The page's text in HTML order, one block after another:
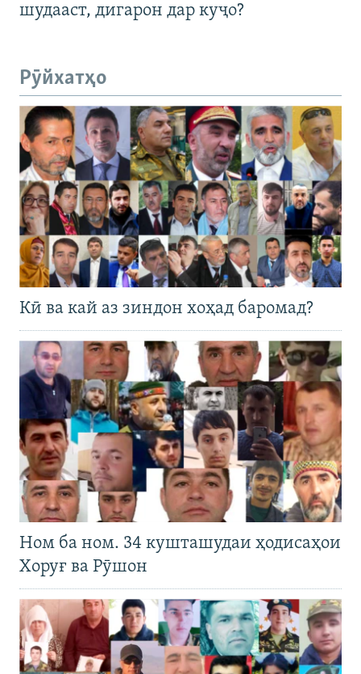
шудааст, дигарон дар куҷо?
Рӯйхатҳо
Кӣ ва кай аз зиндон хоҳад баромад?
Ном ба ном. 34 кушташудаи ҳодисаҳои
Хоруғ ва Рӯшон